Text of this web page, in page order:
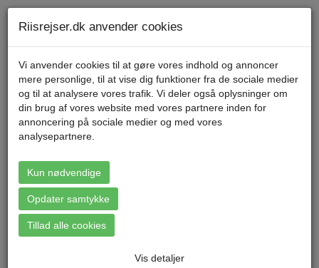
Menu
Booking: Sydholland -
Valkenburg
Riisrejser.dk anvender cookies
Vi anvender cookies til at gøre vores indhold og annoncer
mere personlige, til at vise dig funktioner fra de sociale medier
og til at analysere vores trafik. Vi deler også oplysninger om
din brug af vores website med vores partnere inden for
annoncering på sociale medier og med vores
analysepartnere.
Kun nødvendige
Opdater samtykke
Tillad alle cookies
Vis detaljer